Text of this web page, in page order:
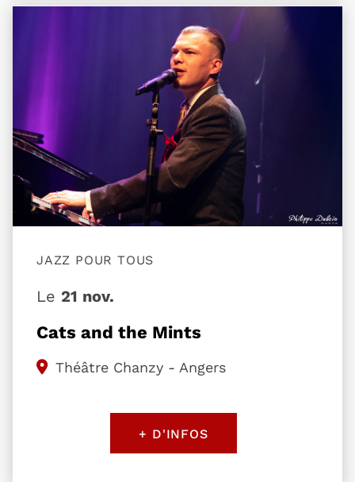
Cats and the Mints
JAZZ POUR TOUS
Le 21 nov.
Théâtre Chanzy - Angers
+ D'INFOS
Plus d'information sur l'évènement Cats and the